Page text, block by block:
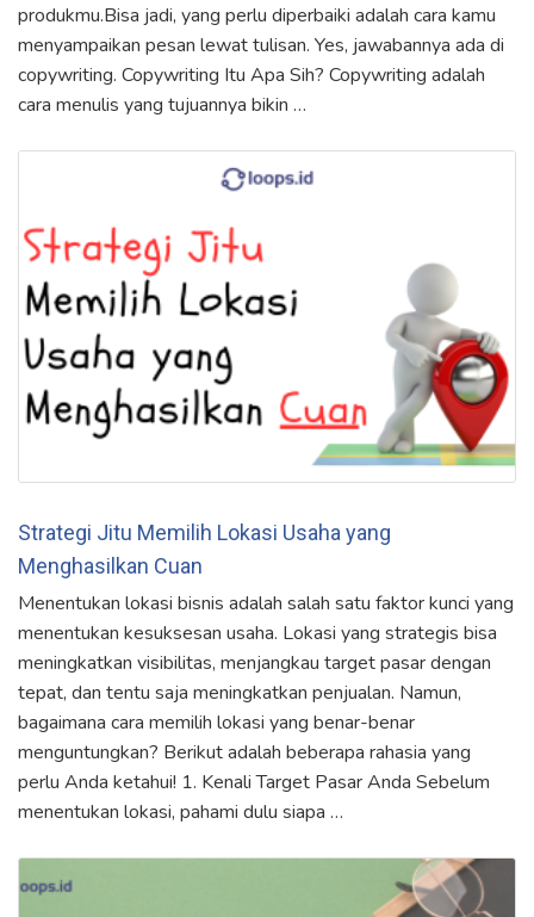
produkmu.Bisa jadi, yang perlu diperbaiki adalah cara kamu
menyampaikan pesan lewat tulisan. Yes, jawabannya ada di
copywriting. Copywriting Itu Apa Sih? Copywriting adalah
cara menulis yang tujuannya bikin …
Strategi Jitu Memilih Lokasi Usaha yang
Menghasilkan Cuan
Menentukan lokasi bisnis adalah salah satu faktor kunci yang
menentukan kesuksesan usaha. Lokasi yang strategis bisa
meningkatkan visibilitas, menjangkau target pasar dengan
tepat, dan tentu saja meningkatkan penjualan. Namun,
bagaimana cara memilih lokasi yang benar-benar
menguntungkan? Berikut adalah beberapa rahasia yang
perlu Anda ketahui! 1. Kenali Target Pasar Anda Sebelum
menentukan lokasi, pahami dulu siapa …